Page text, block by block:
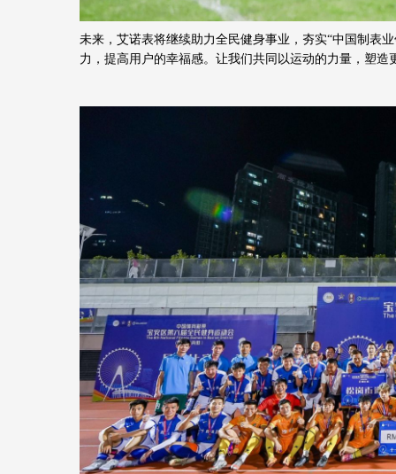
未来，艾诺表将继续助力全民健身事业 ， 夯实“中国制表
力 ， 提高用户的幸福感。 让我们共同以运动的力量，塑造